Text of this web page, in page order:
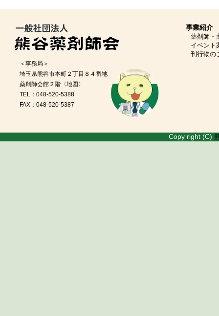
＜事務局＞
埼玉県熊谷市本町２丁目８４番地
薬剤師会館２階 〈地図〉
TEL：048-520-5388
FAX：048-520-5387
事業紹介
薬剤師・
イベント
刊行物の
Copy right (C)